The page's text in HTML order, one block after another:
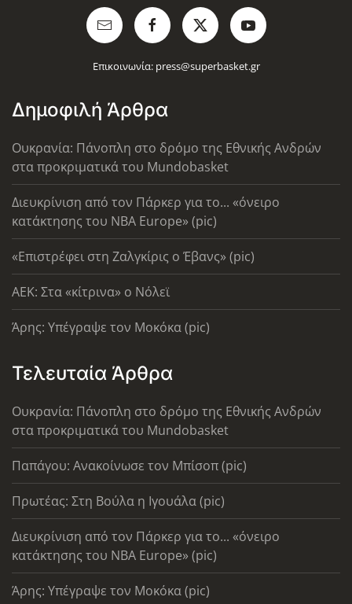
Επικοινωνία: press@superbasket.gr
Δημοφιλή Άρθρα
Ουκρανία: Πάνοπλη στο δρόμο της Εθνικής Ανδρών
στα προκριματικά του Mundobasket
Διευκρίνιση από τον Πάρκερ για το... «όνειρο
κατάκτησης του ΝΒΑ Europe» (pic)
«Επιστρέφει στη Ζαλγκίρις ο Έβανς» (pic)
AEK: Στα «κίτρινα» ο Νόλεϊ
Άρης: Υπέγραψε τον Μοκόκα (pic)
Τελευταία Άρθρα
Ουκρανία: Πάνοπλη στο δρόμο της Εθνικής Ανδρών
στα προκριματικά του Mundobasket
Παπάγου: Ανακοίνωσε τον Μπίσοπ (pic)
Πρωτέας: Στη Βούλα η Ιγουάλα (pic)
Διευκρίνιση από τον Πάρκερ για το... «όνειρο
κατάκτησης του ΝΒΑ Europe» (pic)
Άρης: Υπέγραψε τον Μοκόκα (pic)